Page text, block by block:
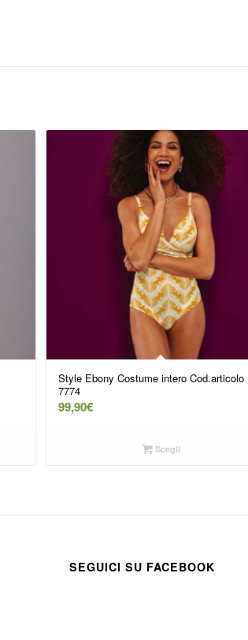
Style Ebony Costume intero Cod.articolo
7774
99,90€
Scegli
SEGUICI SU FACEBOOK